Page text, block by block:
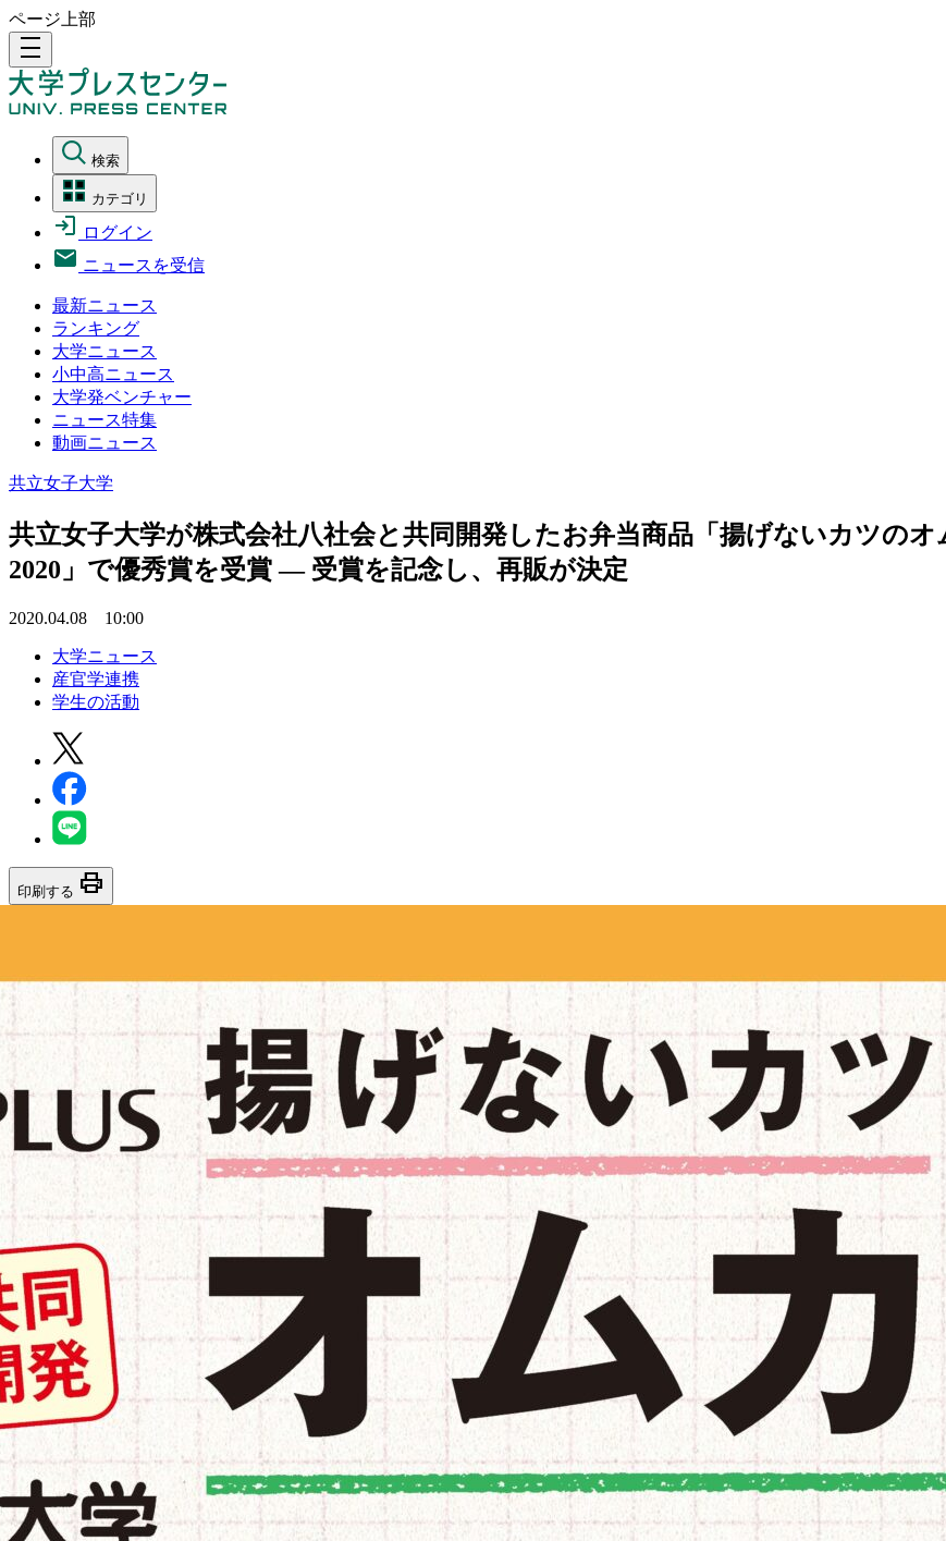
ページ上部
density_medium
検索
カテゴリ
ログイン
ニュースを受信
最新ニュース
ランキング
大学ニュース
小中高ニュース
大学発ベンチャー
ニュース特集
動画ニュース
共立女子大学
共立女子大学が株式会社八社会と共同開発したお弁当商品「揚げないカツの
2020」で優秀賞を受賞 — 受賞を記念し、再販が決定
2020.04.08 10:00
大学ニュース
産官学連携
学生の活動
印刷する print